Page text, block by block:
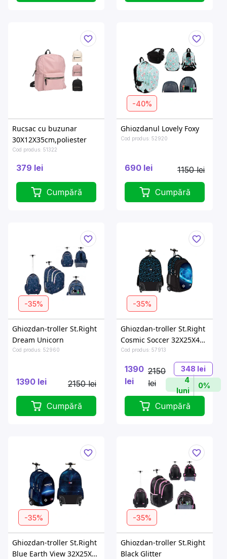
Rucsac cu buzunar
30X12X35cm,poliester
Cod produs: 51322
379 lei
Cumpără
-40%
Ghiozdanul Lovely Foxy
Cod produs: 52920
690 lei 1150 lei
Cumpără
-35%
Ghiozdan-troller St.Right
Dream Unicorn
Cod produs: 52960
1390 lei 2150 lei
Cumpără
-35%
Ghiozdan-troller St.Right
Cosmic Soccer 32X25X44
cm
Cod produs: 57913
1390
lei
2150
lei
348 lei
4
luni
0%
Cumpără
-35%
Ghiozdan-troller St.Right
Blue Earth View 32X25X44
-35%
Ghiozdan-troller St.Right
Black Glitter